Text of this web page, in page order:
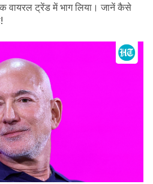
वायरल ट्रेंड में भाग लिया। जानें कैसे